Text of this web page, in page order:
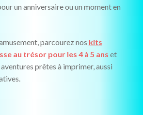
un anniversaire ou un moment en
parcourez nos kits
au trésor pour les 4 à 5 ans et
prêtes à imprimer, aussi